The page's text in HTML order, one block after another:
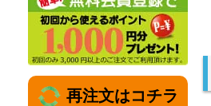
再注文はコチラ